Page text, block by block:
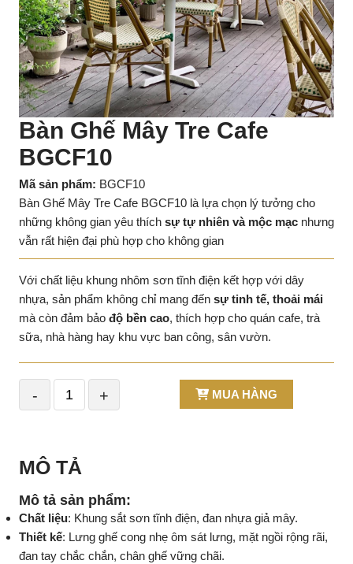
Bàn Ghế Mây Tre Cafe
BGCF10
Mã sản phẩm: BGCF10
Bàn Ghế Mây Tre Cafe BGCF10 là lựa chọn lý tưởng cho
những không gian yêu thích sự tự nhiên và mộc mạc nhưng
vẫn rất hiện đại phù hợp cho không gian
Với chất liệu khung nhôm sơn tĩnh điện kết hợp với dây
nhựa, sản phẩm không chỉ mang đến sự tinh tế, thoải mái
mà còn đảm bảo độ bền cao, thích hợp cho quán cafe, trà
sữa, nhà hàng hay khu vực ban công, sân vườn.
- + MUA HÀNG
MÔ TẢ
Mô tả sản phẩm:
Chất liệu: Khung sắt sơn tĩnh điện, đan nhựa giả mây.
Thiết kế: Lưng ghế cong nhẹ ôm sát lưng, mặt ngồi rộng rãi,
đan tay chắc chắn, chân ghế vững chãi.